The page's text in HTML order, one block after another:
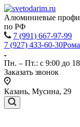
Алюминиевые
по РФ
7 (991) 667-97-99
7 (927) 433-60-30
Пн. – Пт.: с 9:00 до
Заказать звонок
Казань, Мусина, 29